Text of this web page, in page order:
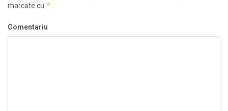
marcate cu *
Comentariu